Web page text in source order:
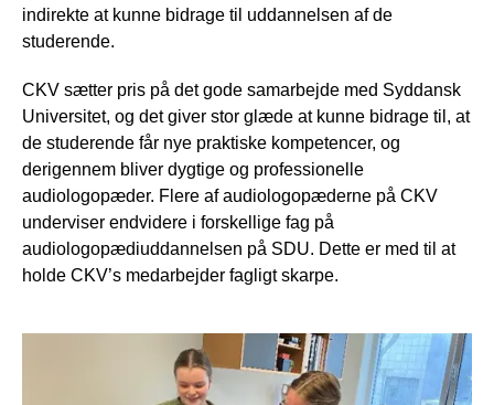
indirekte at kunne bidrage til uddannelsen af de
studerende.
CKV sætter pris på det gode samarbejde med Syddansk
Universitet, og det giver stor glæde at kunne bidrage til, at
de studerende får nye praktiske kompetencer, og
derigennem bliver dygtige og professionelle
audiologopæder. Flere af audiologopæderne på CKV
underviser endvidere i forskellige fag på
audiologopædiuddannelsen på SDU. Dette er med til at
holde CKV’s medarbejder fagligt skarpe.